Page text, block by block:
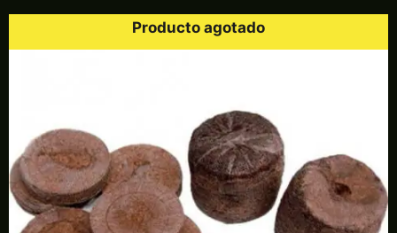
Producto agotado